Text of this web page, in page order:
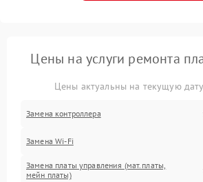
Цены на услуги ремонта
Цены актуальны на текущую
Замена контроллера
Замена Wi-Fi
Замена платы управления (мат.платы,
мейн платы)